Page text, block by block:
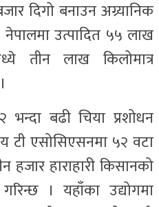
दिगो बनाउन अग्र्यानिक
नेपालमा उत्पादित ५५ लाख
तीन लाख किलोमात्र
भन्दा बढी चिया प्रशोधन
टी एसोसिएसनमा ५२ वटा
हजार हाराहारी किसानको
गरिन्छ । यहाँका उद्योगमा